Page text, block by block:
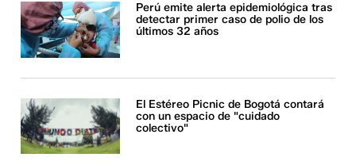
Perú emite alerta epidemiológica tras
detectar primer caso de polio de los
últimos 32 años
El Estéreo Picnic de Bogotá contará
con un espacio de "cuidado
colectivo"